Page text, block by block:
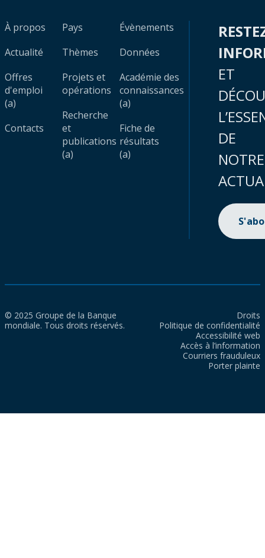
À propos
Actualité
Offres
d'emploi
(a)
Contacts
Pays
Thèmes
Projets et
opérations
Recherche
et
publications
(a)
Évènements
Données
Académie des
connaissances
(a)
Fiche de
résultats
(a)
ET
DE
NOTRE
© 2025 Groupe de la Banque
mondiale. Tous droits réservés.
Droits
Politique de confidentialité
Accessibilité web
Accès à l’information
Courriers frauduleux
Porter plainte